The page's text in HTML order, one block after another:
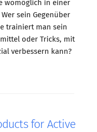
womöglich in einer
sein Gegenüber
trainiert man sein
oder Tricks, mit
verbessern kann?
for Active